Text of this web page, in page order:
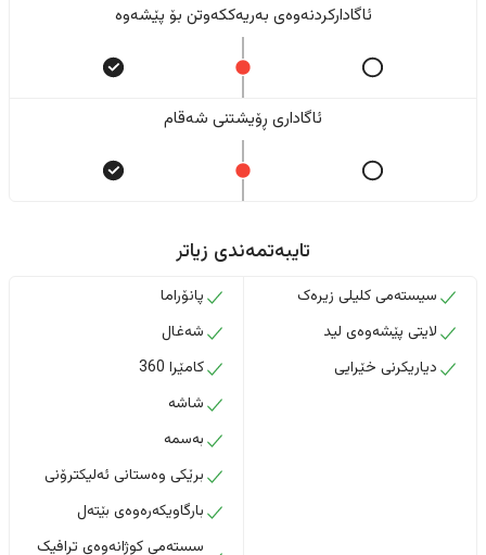
ئاگادارکردنەوەی بەریەککەوتن بۆ پێشەوە
ئاگاداری ڕۆیشتنی شەقام
تایبەتمەندی زیاتر
سیستەمی کلیلی زیرەک
لایتی پێشەوەی لید
دیاریکرنی خێرایی
پانۆراما
شەغال
کامێرا 360
شاشە
بەسمە
برێکی وەستانی ئەلیکترۆنی
بارگاویکەرەوەی بێتەل
سستەمی کوژانەوەی ترافیک